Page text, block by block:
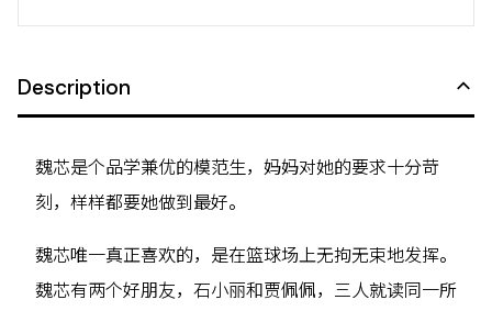
Description
魏芯是个品学兼优的模范生，妈妈对她的要求十分苛
刻，样样都要她做到最好。
魏芯唯一真正喜欢的，是在篮球场上无拘无束地发挥。
魏芯有两个好朋友，石小丽和贾佩佩，三人就读同一所